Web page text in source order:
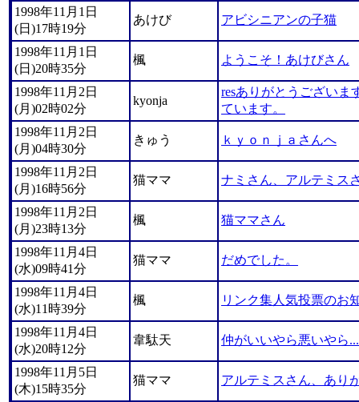
1998年11月1日
(日)17時19分
あけび アビシニアンの子猫
1998年11月1日
(日)20時35分
楓 ようこそ！あけびさん
1998年11月2日
(月)02時02分
kyonja
resありがとうございま
ています。
1998年11月2日
(月)04時30分
きゅう ｋｙｏｎｊａさんへ
1998年11月2日
(月)16時56分
猫ママ ナミさん、アルテミス
1998年11月2日
(月)23時13分
楓 猫ママさん
1998年11月4日
(水)09時41分
猫ママ だめでした。
1998年11月4日
(水)11時39分
楓 リンク集人気投票のお
1998年11月4日
(水)20時12分
韋駄天 仲がいいやら悪いやら
1998年11月5日
(木)15時35分
猫ママ アルテミスさん、あり